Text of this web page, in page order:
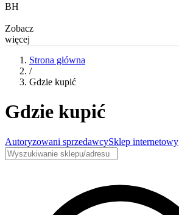
BH
Zobacz
więcej
Strona główna
/
Gdzie kupić
Gdzie kupić
Autoryzowani sprzedawcySklep internetowy